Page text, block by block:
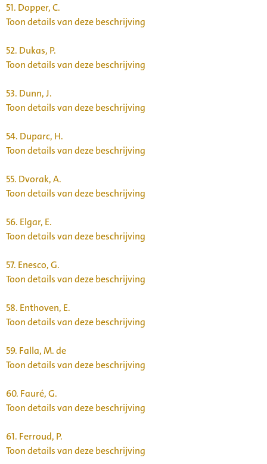
51. Dopper, C.
Toon details van deze beschrijving
52. Dukas, P.
Toon details van deze beschrijving
53. Dunn, J.
Toon details van deze beschrijving
54. Duparc, H.
Toon details van deze beschrijving
55. Dvorak, A.
Toon details van deze beschrijving
56. Elgar, E.
Toon details van deze beschrijving
57. Enesco, G.
Toon details van deze beschrijving
58. Enthoven, E.
Toon details van deze beschrijving
59. Falla, M. de
Toon details van deze beschrijving
60. Fauré, G.
Toon details van deze beschrijving
61. Ferroud, P.
Toon details van deze beschrijving